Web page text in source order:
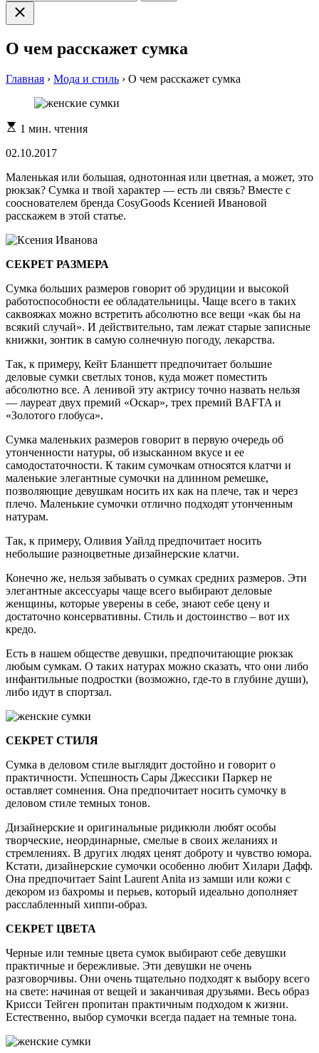
Закрыть
поиск
О чем расскажет сумка
Главная › Мода и стиль › О чем расскажет сумка
Расчетное
чтения
1 мин. чтения
02.10.2017
Маленькая или большая, однотонная или цветная, а может, это
рюкзак? Сумка и твой характер — есть ли связь? Вместе с
сооснователем бренда CosyGoods Ксенией Ивановой
расскажем в этой статье.
СЕКРЕТ РАЗМЕРА
Сумка больших размеров говорит об эрудиции и высокой
работоспособности ее обладательницы. Чаще всего в таких
саквояжах можно встретить абсолютно все вещи «как бы на
всякий случай». И действительно, там лежат старые записные
книжки, зонтик в самую солнечную погоду, лекарства.
Так, к примеру, Кейт Бланшетт предпочитает большие
деловые сумки светлых тонов, куда может поместить
абсолютно все. А ленивой эту актрису точно назвать нельзя
— лауреат двух премий «Оскар», трех премий BAFTA и
«Золотого глобуса».
Сумка маленьких размеров говорит в первую очередь об
утонченности натуры, об изысканном вкусе и ее
самодостаточности. К таким сумочкам относятся клатчи и
маленькие элегантные сумочки на длинном ремешке,
позволяющие девушкам носить их как на плече, так и через
плечо. Маленькие сумочки отлично подходят утонченным
натурам.
Так, к примеру, Оливия Уайлд предпочитает носить
небольшие разноцветные дизайнерские клатчи.
Конечно же, нельзя забывать о сумках средних размеров. Эти
элегантные аксессуары чаще всего выбирают деловые
женщины, которые уверены в себе, знают себе цену и
достаточно консервативны. Стиль и достоинство – вот их
кредо.
Есть в нашем обществе девушки, предпочитающие рюкзак
любым сумкам. О таких натурах можно сказать, что они либо
инфантильные подростки (возможно, где-то в глубине души),
либо идут в спортзал.
СЕКРЕТ СТИЛЯ
Сумка в деловом стиле выглядит достойно и говорит о
практичности. Успешность Сары Джессики Паркер не
оставляет сомнения. Она предпочитает носить сумочку в
деловом стиле темных тонов.
Дизайнерские и оригинальные ридикюли любят особы
творческие, неординарные, смелые в своих желаниях и
стремлениях. В других людях ценят доброту и чувство юмора.
Кстати, дизайнерские сумочки особенно любит Хилари Дафф.
Она предпочитает Saint Laurent Anita из замши или кожи с
декором из бахромы и перьев, который идеально дополняет
расслабленный хиппи-образ.
СЕКРЕТ ЦВЕТА
Черные или темные цвета сумок выбирают себе девушки
практичные и бережливые. Эти девушки не очень
разговорчивы. Они очень тщательно подходят к выбору всего
на свете: начиная от вещей и заканчивая друзьями. Весь образ
Крисси Тейген пропитан практичным подходом к жизни.
Естественно, выбор сумочки всегда падает на темные тона.